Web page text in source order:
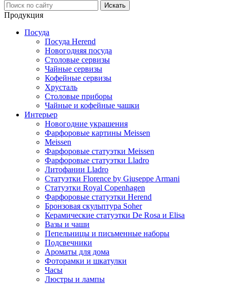
Продукция
Посуда
Посуда Herend
Новогодняя посуда
Столовые сервизы
Чайные сервизы
Кофейные сервизы
Хрусталь
Столовые приборы
Чайные и кофейные чашки
Интерьер
Новогодние украшения
Фарфоровые картины Meissen
Meissen
Фарфоровые статуэтки Meissen
Фарфоровые статуэтки Lladro
Литофании Lladro
Статуэтки Florence by Giuseppe Armani
Статуэтки Royal Copenhagen
Фарфоровые статуэтки Herend
Бронзовая скульптура Soher
Керамические статуэтки De Rosa и Elisa
Вазы и чаши
Пепельницы и письменные наборы
Подсвечники
Ароматы для дома
Фоторамки и шкатулки
Часы
Люстры и лампы